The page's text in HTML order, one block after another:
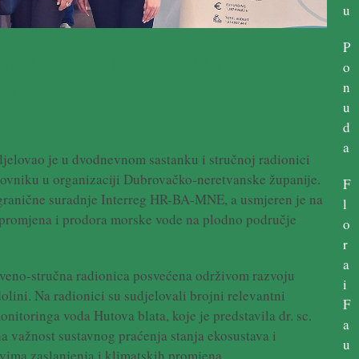
je u dvodnevnom sastanku i stručnoj radionici
u organizaciji Dubrovačko-neretvanske županije.
suradnje Interreg HR-BA-MNE, a usmjeren je na
i prodora morske vode na plodno područje
stručna radionica posvećena održivom razvoju
Na radionici su sudjelovali brojni relevantni
voda Hutova blata, koje je predstavila dr. sc.
važnost sustavnog praćenja stanja ekosustava i
zaslanjenja i klimatskih promjena.
u
P
o
n
u
d
a
F
l
o
r
a
i
F
a
u